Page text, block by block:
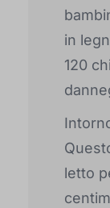
in
120
letto